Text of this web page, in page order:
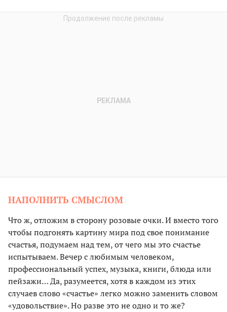
НАПОЛНИТЬ СМЫСЛОМ
Что ж, отложим в сторону розовые очки. И вместо того
чтобы подгонять картину мира под свое понимание
счастья, подумаем над тем, от чего мы это счастье
испытываем. Вечер с любимым человеком,
профессиональный успех, музыка, книги, блюда или
пейзажи… Да, разумеется, хотя в каждом из этих
случаев слово «счастье» легко можно заменить словом
«удовольствие». Но разве это не одно и то же?